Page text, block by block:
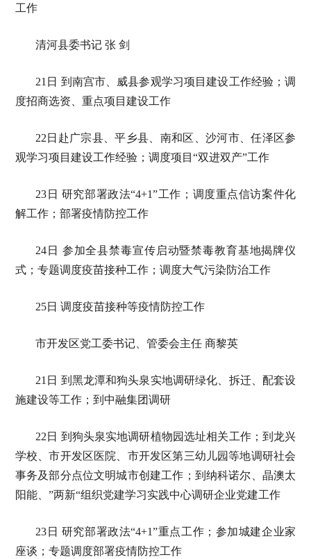
工作
清河县委书记 张 剑
21日 到南宫市、威县参观学习项目建设工作经验；调
度招商选资、重点项目建设工作
22日赴广宗县、平乡县、南和区、沙河市、任泽区参
观学习项目建设工作经验；调度项目“双进双产”工作
23日 研究部署政法“4+1”工作；调度重点信访案件化
解工作；部署疫情防控工作
24日 参加全县禁毒宣传启动暨禁毒教育基地揭牌仪
式；专题调度疫苗接种工作；调度大气污染防治工作
25日 调度疫苗接种等疫情防控工作
市开发区党工委书记、管委会主任 商黎英
21日 到黑龙潭和狗头泉实地调研绿化、拆迁、配套设
施建设等工作；到中融集团调研
22日 到狗头泉实地调研植物园选址相关工作；到龙兴
学校、市开发区医院、市开发区第三幼儿园等地调研社会
事务及部分点位文明城市创建工作；到纳科诺尔、晶澳太
阳能、”两新“组织党建学习实践中心调研企业党建工作
23日 研究部署政法“4+1”重点工作；参加城建企业家
座谈；专题调度部署疫情防控工作